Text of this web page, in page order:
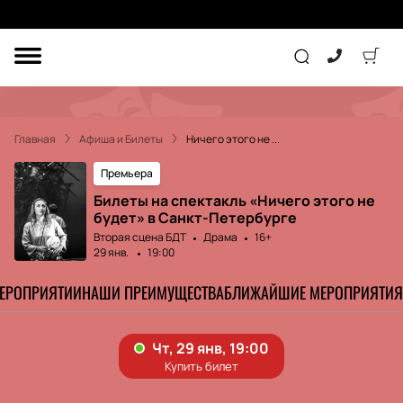
ДРУГОЕ
ДЕТЯМ
ПОДАРОЧНЫЕ
СЕРТИФИКАТЫ
Экскурсия
Концерт
Главная Афиша и Билеты Ничего этого не ...
Премьера
Билеты на спектакль «Ничего этого не
будет» в Санкт-Петербурге
Вторая сцена БДТ Драма
16+
29 янв.
19:00
НАШИ ПРЕИМУЩЕСТВАБЛИЖАЙШИЕ МЕРОПРИЯТИЯ